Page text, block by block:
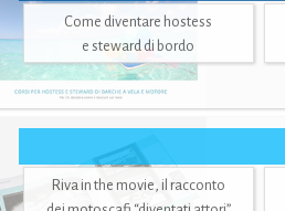
Come diventare hostess
e steward di bordo
Riva in the movie, il racconto